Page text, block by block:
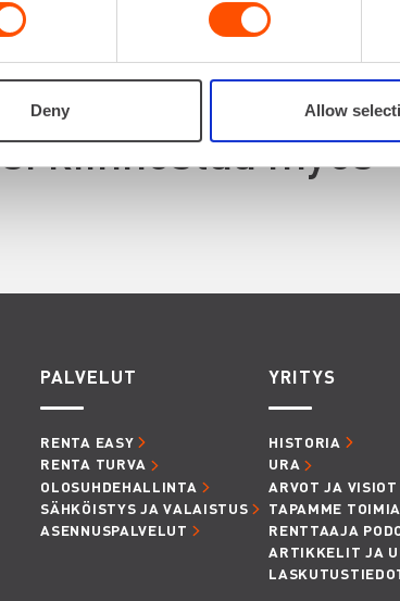
Deny Allow
kiinnostaa myös
PALVELUT
RENTA EASY
RENTA TURVA
OLOSUHDEHALLINTA
SÄHKÖISTYS JA VALAISTUS
ASENNUSPALVELUT
YRITYS
HISTORIA
URA
ARVOT JA VISIOT
TAPAMME TOIMIA
RENTTAAJA
ARTIKKELIT JA